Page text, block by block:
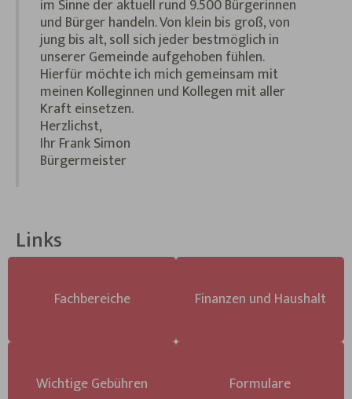
im Sinne der aktuell rund 9.500 Bürgerinnen
und Bürger handeln. Von klein bis groß, von
jung bis alt, soll sich jeder bestmöglich in
unserer Gemeinde aufgehoben fühlen.
Hierfür möchte ich mich gemeinsam mit
meinen Kolleginnen und Kollegen mit aller
Kraft einsetzen.
Herzlichst,
Ihr Frank Simon
Bürgermeister
Links
Fachbereiche Finanzen und Haushalt
Wichtige Gebühren Formulare